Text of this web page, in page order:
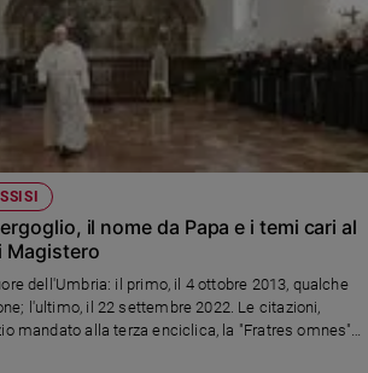
il nome da Papa e i temi cari al
Magistero
dell'Umbria: il primo, il 4 ottobre 2013, qualche
l'ultimo, il 22 settembre 2022. Le citazioni,
mandato alla terza enciclica, la "Fratres omnes",
proprio sulla tomba del patrono d'Italia, nella